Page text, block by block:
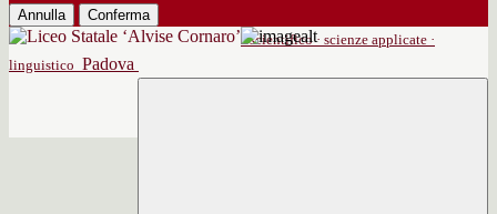
Annulla
Conferma
scientifico · scienze applicate ·
linguistico Padova